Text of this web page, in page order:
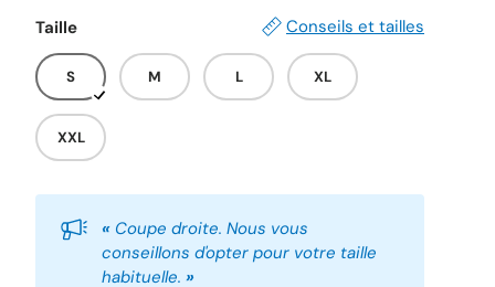
Taille Conseils et tailles
S M L XL
XXL
« Coupe droite. Nous vous
conseillons d'opter pour votre taille
habituelle. »